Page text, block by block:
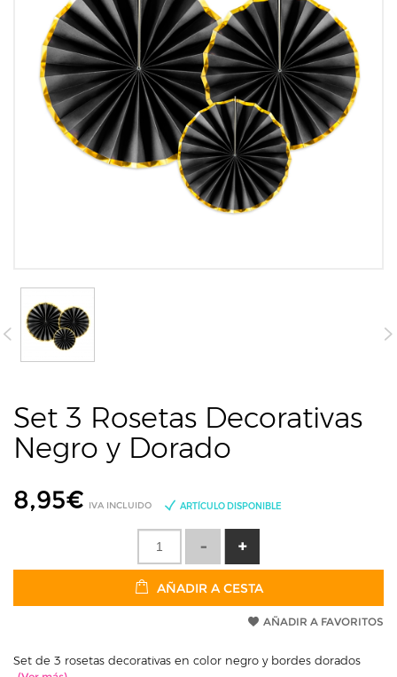
Set 3 Rosetas Decorativas
Negro y Dorado
8,95€ IVA INCLUIDO ARTÍCULO DISPONIBLE
AÑADIR A CESTA
AÑADIR A FAVORITOS
Set de 3 rosetas decorativas en color negro y bordes dorados